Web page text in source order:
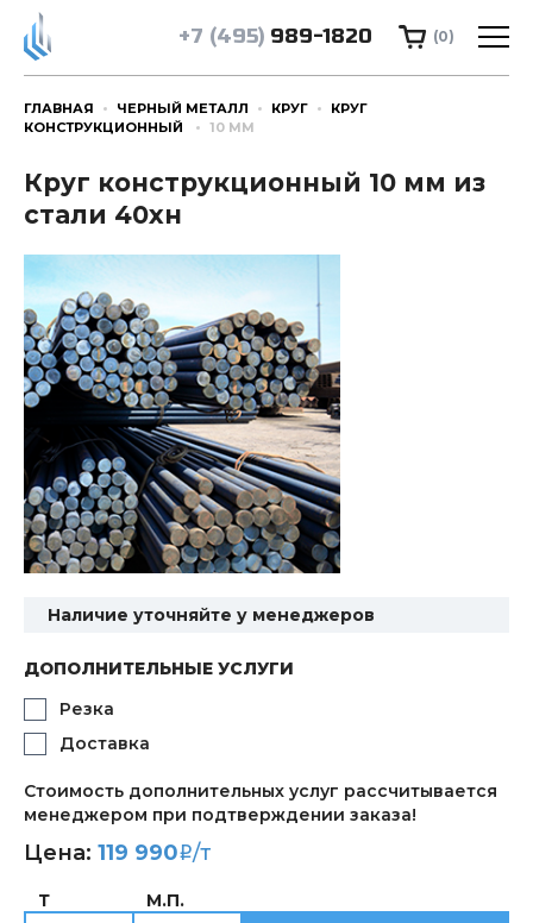
+7 (495) 989-1820 (0)
ГЛАВНАЯ ЧЕРНЫЙ МЕТАЛЛ КРУГ
КРУГ
КОНСТРУКЦИОННЫЙ
10 ММ
Круг конструкционный 10 мм из
стали 40хн
Наличие уточняйте у менеджеров
ДОПОЛНИТЕЛЬНЫЕ УСЛУГИ
Резка
Доставка
Стоимость дополнительных услуг рассчитывается
менеджером при подтверждении заказа!
Цена: 119 990i/т
Т М.П.